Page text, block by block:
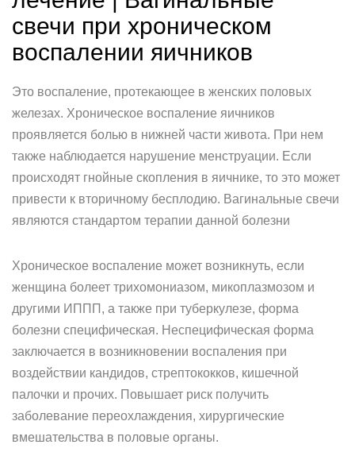
свечи при хроническом
воспалении яичников
Это воспаление, протекающее в женских половых
железах. Хроническое воспаление яичников
проявляется болью в нижней части живота. При нем
также наблюдается нарушение менструации. Если
происходят гнойные скопления в яичнике, то это может
привести к вторичному бесплодию. Вагинальные свечи
являются стандартом терапии данной болезни
Хроническое воспаление может возникнуть, если
женщина болеет трихомониазом, микоплазмозом и
другими ИППП, а также при туберкулезе, форма
болезни специфическая. Неспецифическая форма
заключается в возникновении воспаления при
воздействии кандидов, стрептококков, кишечной
палочки и прочих. Повышает риск получить
заболевание переохлаждения, хирургические
вмешательства в половые органы.